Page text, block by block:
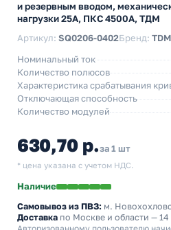
и резервным вводом,
нагрузки 25А, ПКС 4500А, ТДМ
Артикул: SQ0206-0402Бренд:
Номинальный ток
Количество полюсов
Характеристика срабатывания
Отключающая способность
Количество модулей
630,70 р.за 1 шт
* цена указана с учетом НДС.
Наличие
Самовывоз из ПВЗ: м.
Доставка по Москве и области — 14